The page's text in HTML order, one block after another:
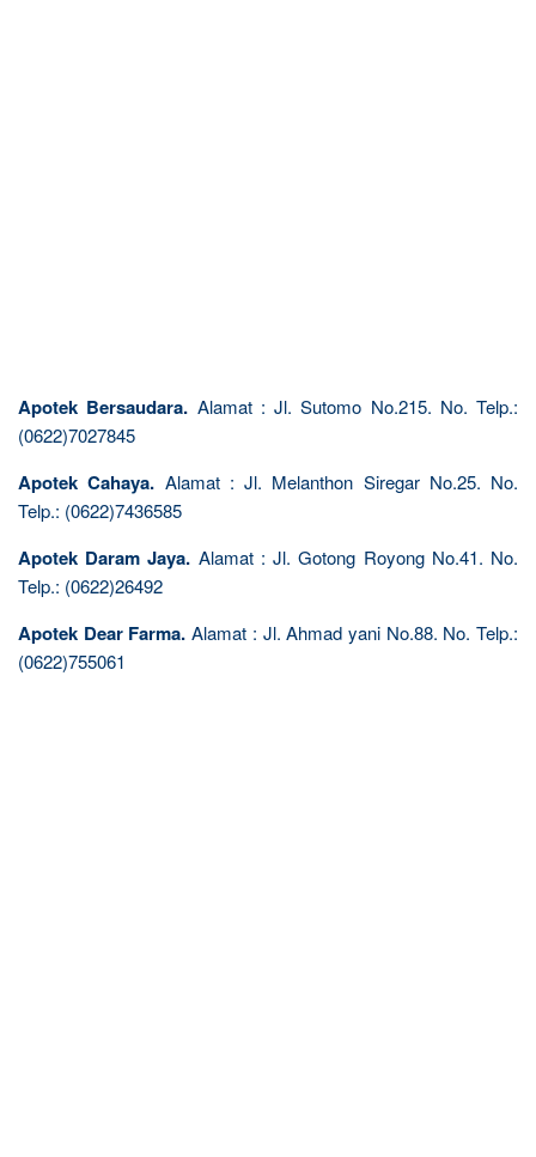
Apotek Bersaudara. Alamat : Jl. Sutomo No.215. No. Telp.:
(0622)7027845
Apotek Cahaya. Alamat : Jl. Melanthon Siregar No.25. No.
Telp.: (0622)7436585
Apotek Daram Jaya. Alamat : Jl. Gotong Royong No.41. No.
Telp.: (0622)26492
Apotek Dear Farma. Alamat : Jl. Ahmad yani No.88. No. Telp.:
(0622)755061